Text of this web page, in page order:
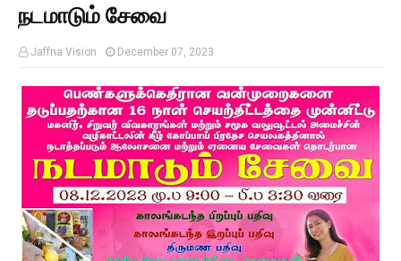
நடமாடும் சேவை
Jaffna Vision December 07, 2023